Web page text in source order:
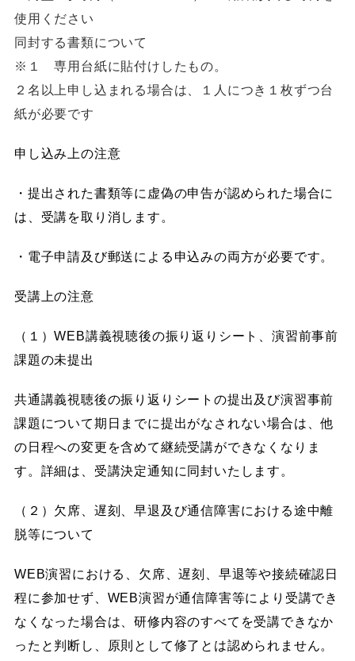
使用ください
同封する書類について
※１ 専用台紙に貼付けしたもの。
２名以上申し込まれる場合は、１人につき１枚ずつ台
紙が必要です
申し込み上の注意
・提出された書類等に虚偽の申告が認められた場合に
は、受講を取り消します。
・電子申請及び郵送による申込みの両方が必要です。
受講上の注意
（１）WEB講義視聴後の振り返りシート、演習前事前
課題の未提出
共通講義視聴後の振り返りシートの提出及び演習事前
課題について期日までに提出がなされない場合は、他
の日程への変更を含めて継続受講ができなくなりま
す。詳細は、受講決定通知に同封いたします。
（２）欠席、遅刻、早退及び通信障害における途中離
脱等について
WEB演習における、欠席、遅刻、早退等や接続確認日
程に参加せず、WEB演習が通信障害等により受講でき
なくなった場合は、研修内容のすべてを受講できなか
ったと判断し、原則として修了とは認められません。